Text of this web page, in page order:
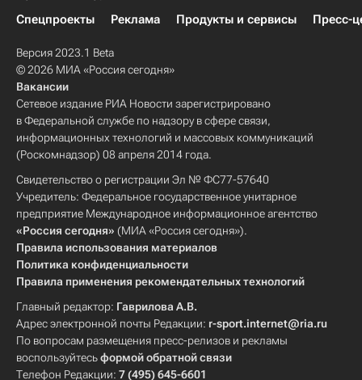
Спецпроекты
Реклама Продукты и сервисы Пресс-
Версия 2023.1 Beta
© 2026 МИА «Россия сегодня»
Вакансии
Сетевое издание РИА Новости зарегистрировано
в Федеральной службе по надзору в сфере связи,
информационных технологий и массовых коммуникаций
(Роскомнадзор) 08 апреля 2014 года.
Свидетельство о регистрации Эл № ФС77-57640
Учредитель: Федеральное государственное унитарное
предприятие Международное информационное агентство
«Россия сегодня» (МИА «Россия сегодня»).
Правила использования материалов
Политика конфиденциальности
Правила применения рекомендательных технологий
Главный редактор: Гаврилова А.В.
Адрес электронной почты Редакции: r-sport.internet@ria.ru
По вопросам размещения пресс-релизов и рекламы
воспользуйтесьформой обратной связи
Телефон Редакции: 7 (495) 645-6601